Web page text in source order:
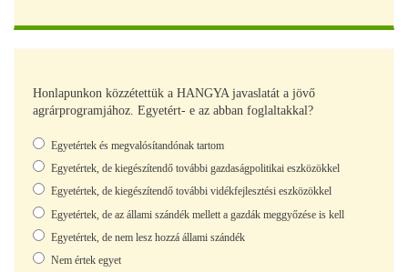
Honlapunkon közzétettük a HANGYA javaslatát a jövő
agrárprogramjához. Egyetért- e az abban foglaltakkal?
Választások
Egyetértek és megvalósítandónak tartom
Egyetértek, de kiegészítendő további gazdaságpolitikai eszközökkel
Egyetértek, de kiegészítendő további vidékfejlesztési eszközökkel
Egyetértek, de az állami szándék mellett a gazdák meggyőzése is kell
Egyetértek, de nem lesz hozzá állami szándék
Nem értek egyet